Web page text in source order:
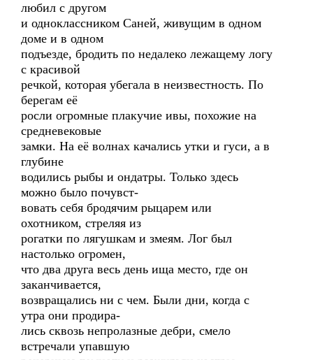
любил с другом
и одноклассником Саней, живущим в одном
доме и в одном
подъезде, бродить по недалеко лежащему логу
с красивой
речкой, которая убегала в неизвестность. По
берегам её
росли огромные плакучие ивы, похожие на
средневековые
замки. На её волнах качались утки и гуси, а в
глубине
водились рыбы и ондатры. Только здесь
можно было почувст-
вовать себя бродячим рыцарем или
охотником, стреляя из
рогатки по лягушкам и змеям. Лог был
настолько огромен,
что два друга весь день ища место, где он
заканчивается,
возвращались ни с чем. Были дни, когда с
утра они продира-
лись сквозь непролазные дебри, смело
встречали упавшую